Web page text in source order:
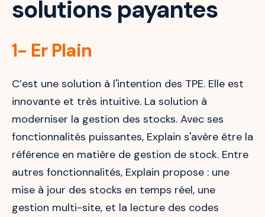
solutions payantes
1- Er Plain
C’est une solution à l'intention des TPE. Elle est
innovante et très intuitive. La solution à
moderniser la gestion des stocks. Avec ses
fonctionnalités puissantes, Explain s'avère être la
référence en matière de gestion de stock. Entre
autres fonctionnalités, Explain propose : une
mise à jour des stocks en temps réel, une
gestion multi-site, et la lecture des codes